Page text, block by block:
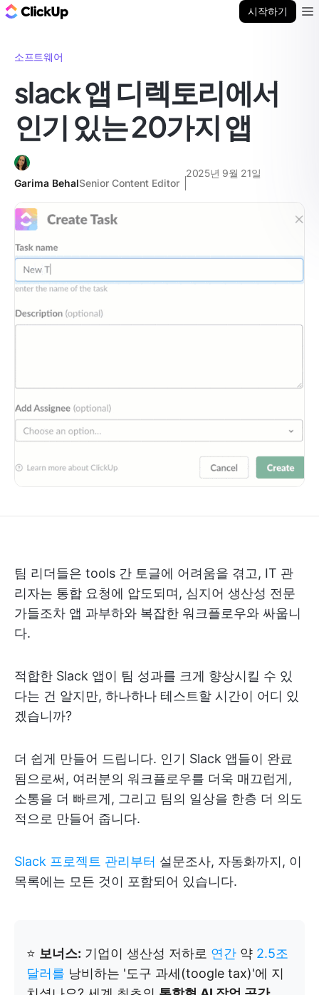
시작하기
소프트웨어
slack 앱 디렉토리에서
인기 있는 20가지 앱
Garima BehalSenior Content Editor
2025년 9월 21일
팀 리더들은 tools 간 토글에 어려움을 겪고, IT 관
리자는 통합 요청에 압도되며, 심지어 생산성 전문
가들조차 앱 과부하와 복잡한 워크플로우와 싸웁니
다.
적합한 Slack 앱이 팀 성과를 크게 향상시킬 수 있
다는 건 알지만, 하나하나 테스트할 시간이 어디 있
겠습니까?
더 쉽게 만들어 드립니다. 인기 Slack 앱들이 완료
됨으로써, 여러분의 워크플로우를 더욱 매끄럽게,
소통을 더 빠르게, 그리고 팀의 일상을 한층 더 의도
적으로 만들어 줍니다.
Slack 프로젝트 관리부터 설문조사, 자동화까지, 이
목록에는 모든 것이 포함되어 있습니다.
⭐️ 보너스: 기업이 생산성 저하로 연간 약 2.5조
달러를 낭비하는 '도구 과세(toogle tax)'에 지